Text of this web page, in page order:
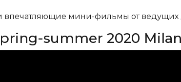
впечатляющие мини-фильмы от
summer 2020